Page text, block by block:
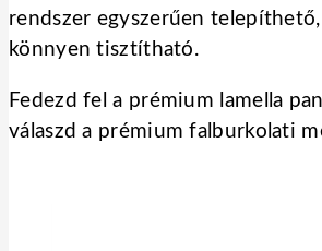
rendszer egyszerűen
könnyen tisztítható.
Fedezd fel a prémium lamella
válaszd a prémium falburkolati